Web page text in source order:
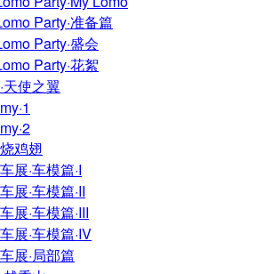
Party·准备篇
Party·盛会
Party·花絮
天使之翼
鸡翅
展·车模篇·I
展·车模篇·II
展·车模篇·III
展·车模篇·IV
展·局部篇